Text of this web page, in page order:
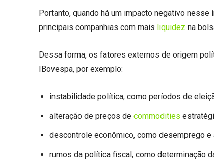
Portanto, quando há um impacto negativo
principais companhias com mais liquidez na
Dessa forma, os fatores externos de origem
IBovespa, por exemplo:
instabilidade política, como períodos de
alteração de preços de commodities
descontrole econômico, como desemprego e
rumos da política fiscal, como determinação